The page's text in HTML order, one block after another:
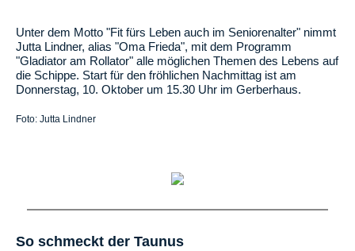
Unter dem Motto "Fit fürs Leben auch im Seniorenalter" nimmt
Jutta Lindner, alias "Oma Frieda", mit dem Programm
"Gladiator am Rollator" alle möglichen Themen des Lebens auf
die Schippe. Start für den fröhlichen Nachmittag ist am
Donnerstag, 10. Oktober um 15.30 Uhr im Gerberhaus.
Foto: Jutta Lindner
So schmeckt der Taunus